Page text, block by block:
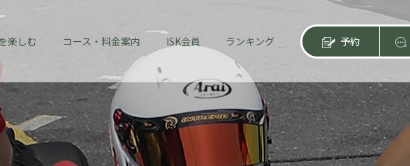
楽しむ コース・料金案内 ISK会員 ランキング 予約